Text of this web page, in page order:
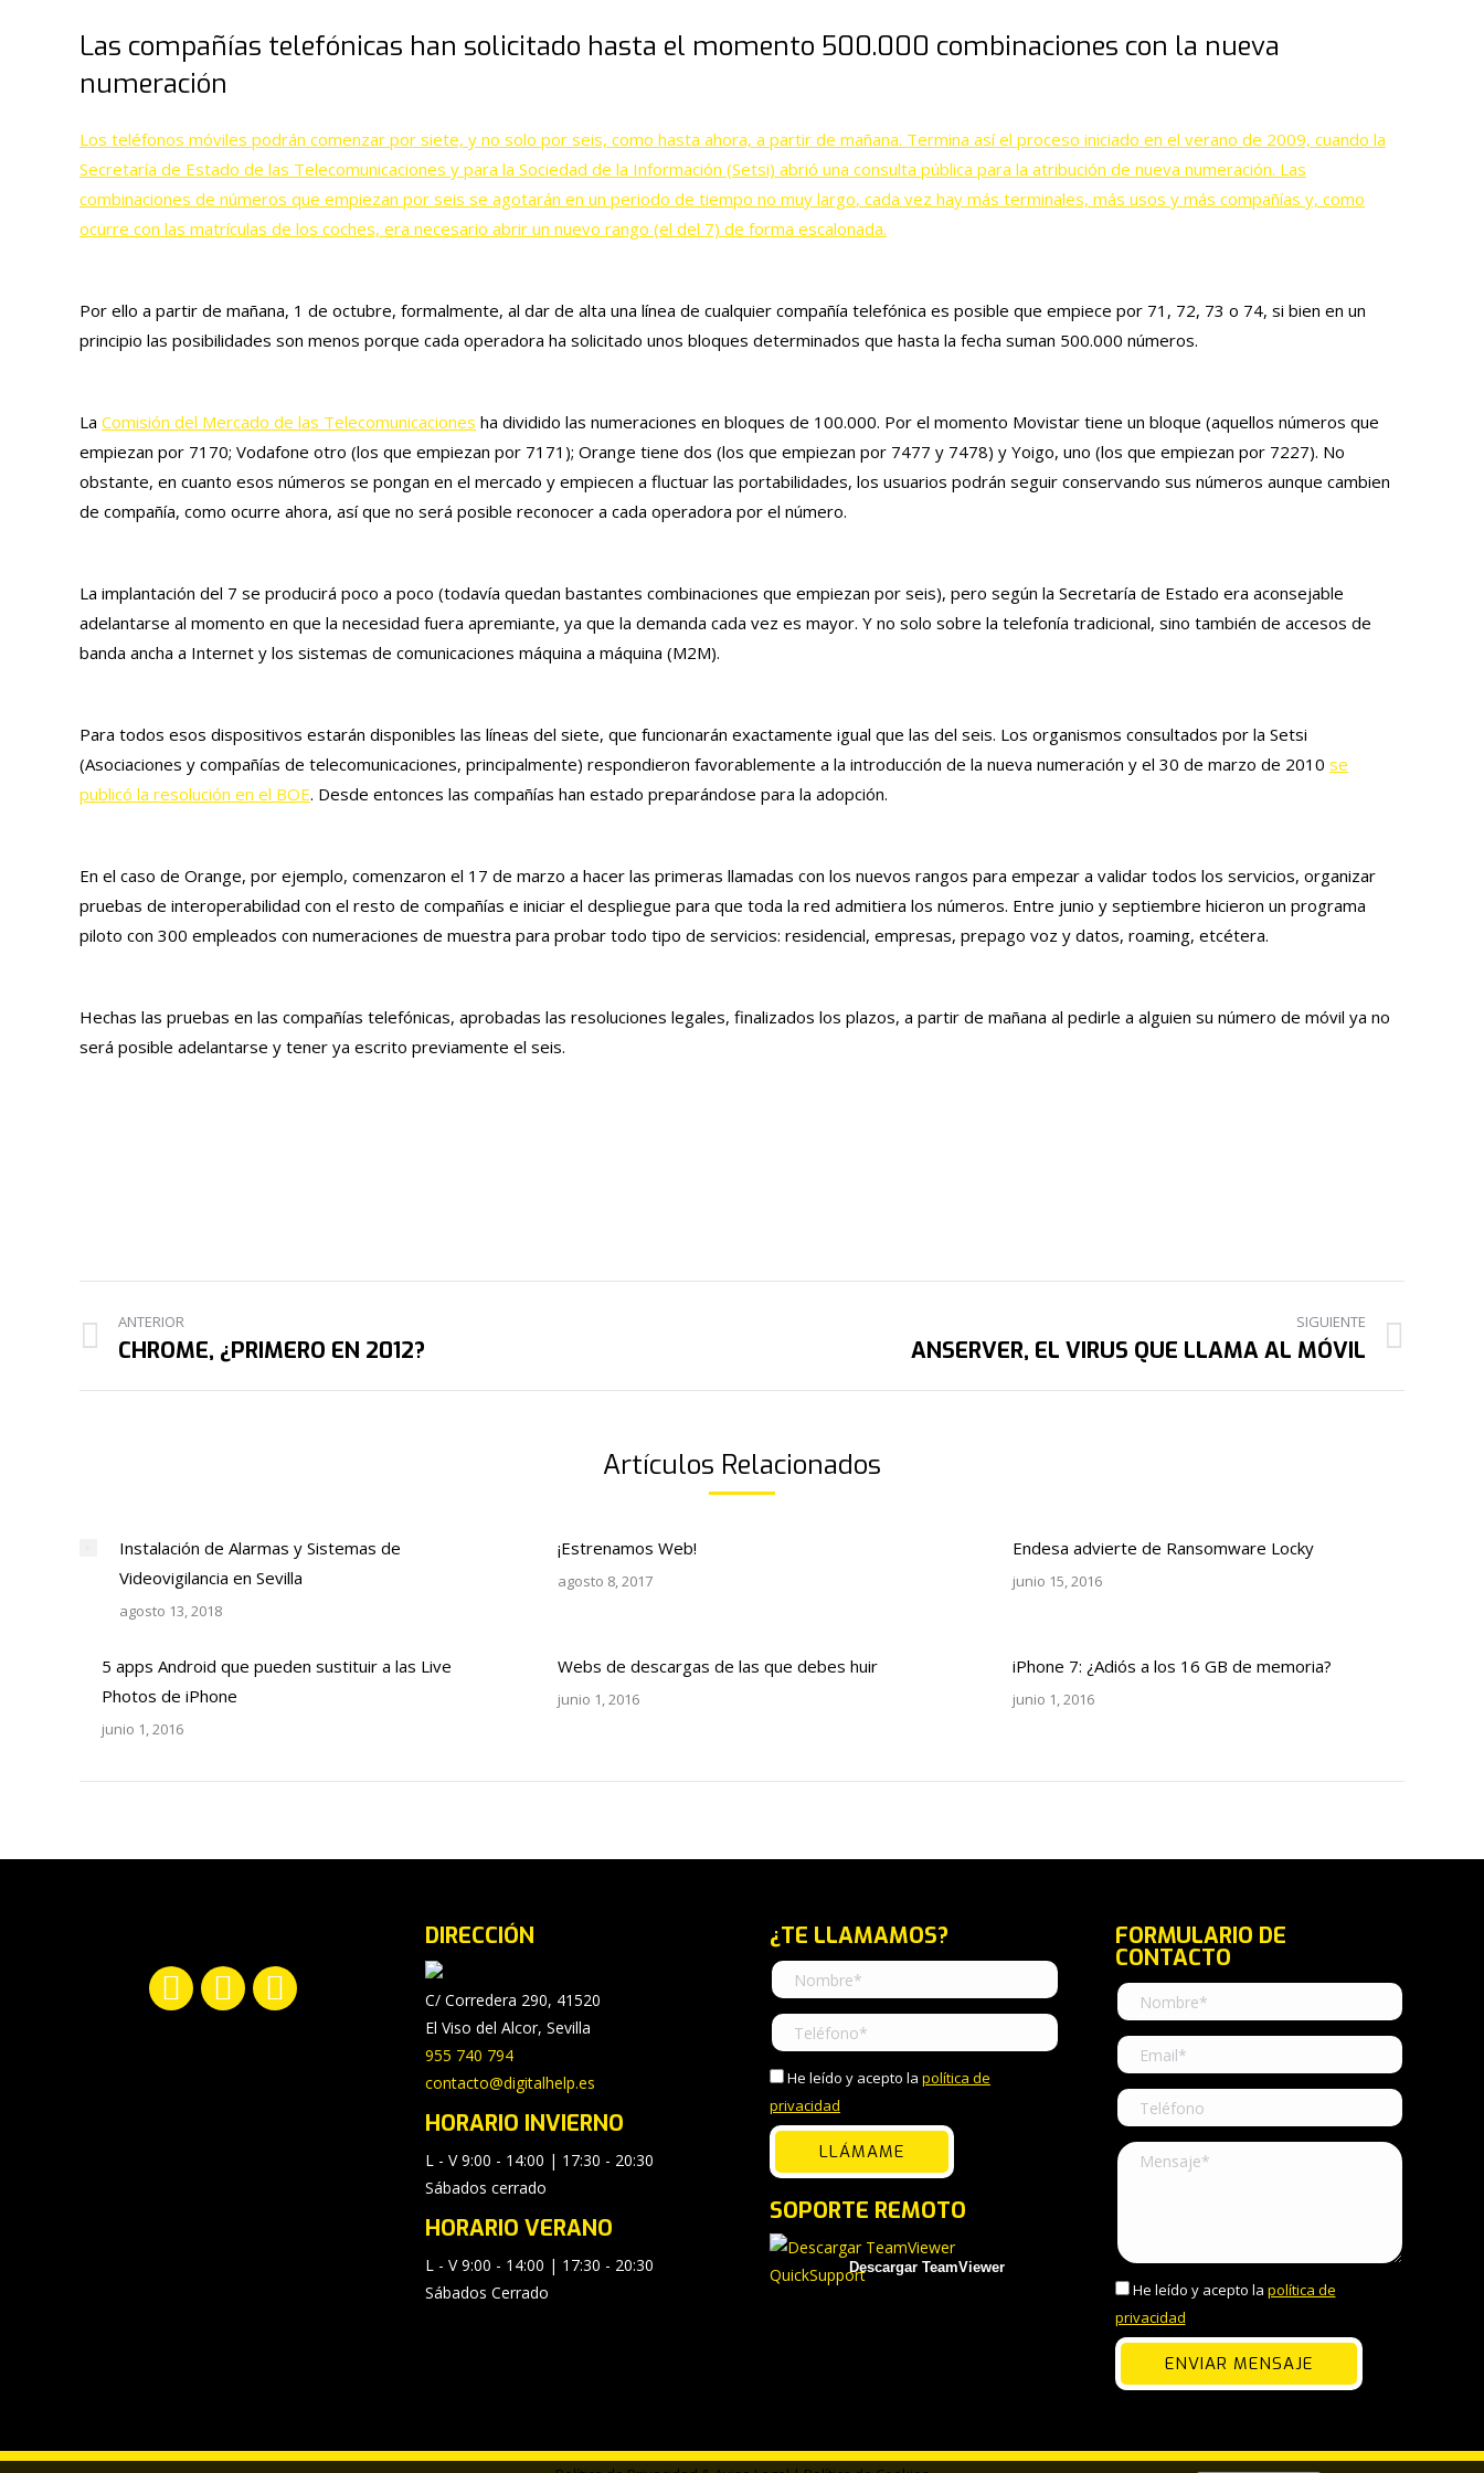
Las compañías telefónicas han solicitado hasta el momento 500.000 combinaciones con la nueva
numeración
Los teléfonos móviles podrán comenzar por siete, y no solo por seis, como hasta ahora, a partir de mañana. Termina así el proceso iniciado en el verano de 2009, cuando la
Secretaría de Estado de las Telecomunicaciones y para la Sociedad de la Información (Setsi) abrió una consulta pública para la atribución de nueva numeración. Las
combinaciones de números que empiezan por seis se agotarán en un periodo de tiempo no muy largo, cada vez hay más terminales, más usos y más compañías y, como
ocurre con las matrículas de los coches, era necesario abrir un nuevo rango (el del 7) de forma escalonada.
Por ello a partir de mañana, 1 de octubre, formalmente, al dar de alta una línea de cualquier compañía telefónica es posible que empiece por 71, 72, 73 o 74, si bien en un
principio las posibilidades son menos porque cada operadora ha solicitado unos bloques determinados que hasta la fecha suman 500.000 números.
La Comisión del Mercado de las Telecomunicaciones ha dividido las numeraciones en bloques de 100.000. Por el momento Movistar tiene un bloque (aquellos números que
empiezan por 7170; Vodafone otro (los que empiezan por 7171); Orange tiene dos (los que empiezan por 7477 y 7478) y Yoigo, uno (los que empiezan por 7227). No
obstante, en cuanto esos números se pongan en el mercado y empiecen a fluctuar las portabilidades, los usuarios podrán seguir conservando sus números aunque cambien
de compañía, como ocurre ahora, así que no será posible reconocer a cada operadora por el número.
La implantación del 7 se producirá poco a poco (todavía quedan bastantes combinaciones que empiezan por seis), pero según la Secretaría de Estado era aconsejable
adelantarse al momento en que la necesidad fuera apremiante, ya que la demanda cada vez es mayor. Y no solo sobre la telefonía tradicional, sino también de accesos de
banda ancha a Internet y los sistemas de comunicaciones máquina a máquina (M2M).
Para todos esos dispositivos estarán disponibles las líneas del siete, que funcionarán exactamente igual que las del seis. Los organismos consultados por la Setsi
(Asociaciones y compañías de telecomunicaciones, principalmente) respondieron favorablemente a la introducción de la nueva numeración y el 30 de marzo de 2010 se
publicó la resolución en el BOE. Desde entonces las compañías han estado preparándose para la adopción.
En el caso de Orange, por ejemplo, comenzaron el 17 de marzo a hacer las primeras llamadas con los nuevos rangos para empezar a validar todos los servicios, organizar
pruebas de interoperabilidad con el resto de compañías e iniciar el despliegue para que toda la red admitiera los números. Entre junio y septiembre hicieron un programa
piloto con 300 empleados con numeraciones de muestra para probar todo tipo de servicios: residencial, empresas, prepago voz y datos, roaming, etcétera.
Hechas las pruebas en las compañías telefónicas, aprobadas las resoluciones legales, finalizados los plazos, a partir de mañana al pedirle a alguien su número de móvil ya no
será posible adelantarse y tener ya escrito previamente el seis.
NAVEGACIÓN
ENTRE
PUBLICACIONES
ANTERIOR
Publicación
CHROME, ¿PRIMERO EN 2012?
SIGUIENTE
ANSERVER, EL VIRUS QUE LLAMA AL MÓVIL
Artículos Relacionados
Instalación de Alarmas y Sistemas de
Videovigilancia en Sevilla
agosto 13, 2018
¡Estrenamos Web!
agosto 8, 2017
Endesa advierte de Ransomware Locky
junio 15, 2016
5 apps Android que pueden sustituir a las Live
Photos de iPhone
junio 1, 2016
Webs de descargas de las que debes huir
junio 1, 2016
iPhone 7: ¿Adiós a los 16 GB de memoria?
junio 1, 2016
Encuéntranos en:
FacebookYouTubeInstagram
DIRECCIÓN
C/ Corredera 290, 41520
El Viso del Alcor, Sevilla
955 740 794
contacto@digitalhelp.es
HORARIO INVIERNO
L - V 9:00 - 14:00 | 17:30 - 20:30
Sábados cerrado
HORARIO VERANO
L - V 9:00 - 14:00 | 17:30 - 20:30
Sábados Cerrado
¿TE LLAMAMOS?
He leído y acepto la política de
privacidad
SOPORTE REMOTO
Descargar TeamViewer
FORMULARIO DE
CONTACTO
He leído y acepto la política de
privacidad